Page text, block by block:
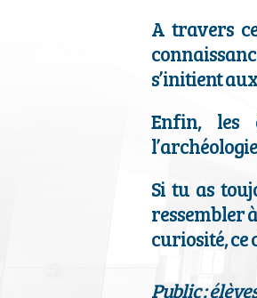
A travers
s’initient
Enfin, les
Si tu as
ressembler
curiosité, ce
Public :